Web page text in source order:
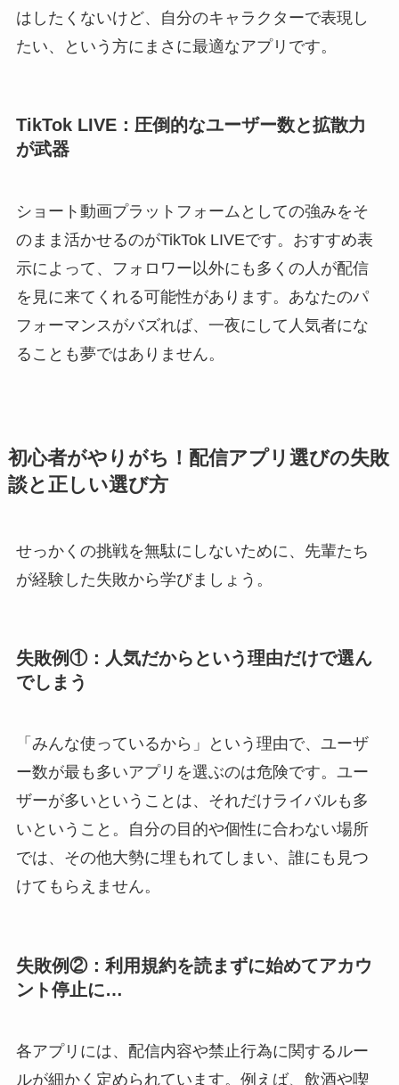
はしたくないけど、自分のキャラクターで表現し
たい、という方にまさに最適なアプリです。
TikTok LIVE：圧倒的なユーザー数と拡散力
が武器
ショート動画プラットフォームとしての強みをそ
のまま活かせるのがTikTok LIVEです。おすすめ表
示によって、フォロワー以外にも多くの人が配信
を見に来てくれる可能性があります。あなたのパ
フォーマンスがバズれば、一夜にして人気者にな
ることも夢ではありません。
初心者がやりがち！配信アプリ選びの失敗
談と正しい選び方
せっかくの挑戦を無駄にしないために、先輩たち
が経験した失敗から学びましょう。
失敗例①：人気だからという理由だけで選ん
でしまう
「みんな使っているから」という理由で、ユーザ
ー数が最も多いアプリを選ぶのは危険です。ユー
ザーが多いということは、それだけライバルも多
いということ。自分の目的や個性に合わない場所
では、その他大勢に埋もれてしまい、誰にも見つ
けてもらえません。
失敗例②：利用規約を読まずに始めてアカウ
ント停止に…
各アプリには、配信内容や禁止行為に関するルー
ルが細かく定められています。例えば、飲酒や喫